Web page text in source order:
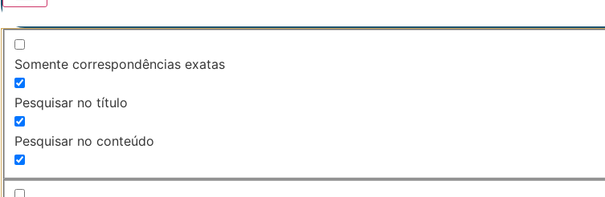
Somente correspondências exatas
Pesquisar no título
Pesquisar no conteúdo